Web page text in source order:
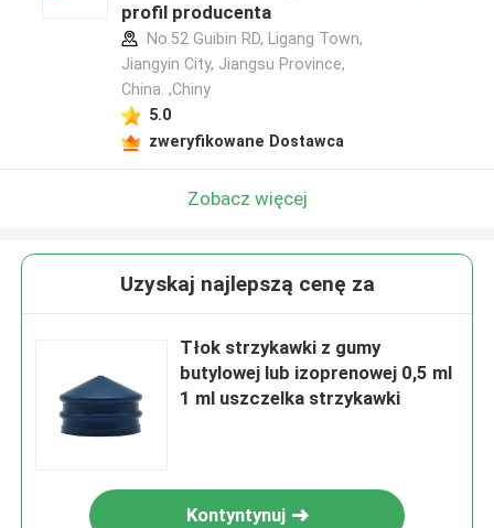
profil producenta
No.52 Guibin RD, Ligang Town,
Jiangyin City, Jiangsu Province,
China. ,Chiny
5.0
zweryfikowane Dostawca
Zobacz więcej
Uzyskaj najlepszą cenę za
Tłok strzykawki z gumy
butylowej lub izoprenowej 0,5 ml
1 ml uszczelka strzykawki
Kontyntynuj